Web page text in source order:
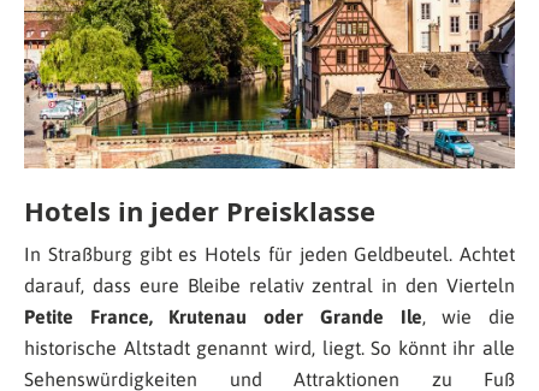
Hotels in jeder Preisklasse
In Straßburg gibt es Hotels für jeden Geldbeutel. Achtet
darauf, dass eure Bleibe relativ zentral in den Vierteln
Petite France, Krutenau oder Grande Ile, wie die
historische Altstadt genannt wird, liegt. So könnt ihr alle
Sehenswürdigkeiten und Attraktionen zu Fuß